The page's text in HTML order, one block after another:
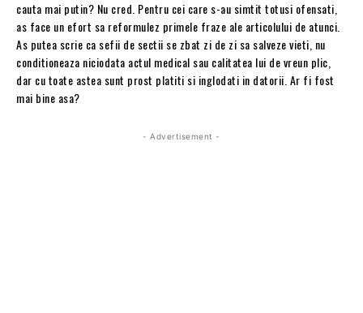
cauta mai putin? Nu cred. Pentru cei care s-au simtit totusi ofensati,
as face un efort sa reformulez primele fraze ale articolului de atunci.
As putea scrie ca sefii de sectii se zbat zi de zi sa salveze vieti, nu
conditioneaza niciodata actul medical sau calitatea lui de vreun plic,
dar cu toate astea sunt prost platiti si inglodati in datorii. Ar fi fost
mai bine asa?
- Advertisement -